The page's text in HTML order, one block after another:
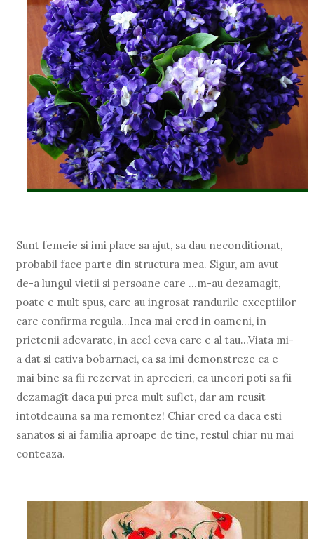
Sunt femeie si imi place sa ajut, sa dau neconditionat,
probabil face parte din structura mea. Sigur, am avut
de-a lungul vietii si persoane care ...m-au dezamagit,
poate e mult spus, care au ingrosat randurile exceptiilor
care confirma regula...Inca mai cred in oameni, in
prietenii adevarate, in acel ceva care e al tau...Viata mi-
a dat si cativa bobarnaci, ca sa imi demonstreze ca e
mai bine sa fii rezervat in aprecieri, ca uneori poti sa fii
dezamagit daca pui prea mult suflet, dar am reusit
intotdeauna sa ma remontez! Chiar cred ca daca esti
sanatos si ai familia aproape de tine, restul chiar nu mai
conteaza.